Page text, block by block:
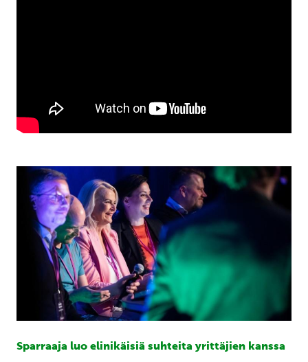
Sparraaja luo elinikäisiä suhteita yrittäjien kanssa